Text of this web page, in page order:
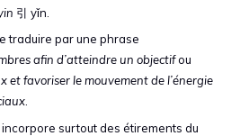
引 yǐn.
traduire par une phrase
afin d’atteindre un objectifou
et favoriser le mouvement de l’énergie
surtout des étirements du